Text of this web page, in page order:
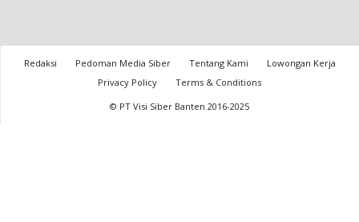
Redaksi Pedoman Media Siber Tentang Kami
Lowongan Kerja
Privacy Policy
Terms & Conditions
© PT Visi Siber Banten 2016-2025